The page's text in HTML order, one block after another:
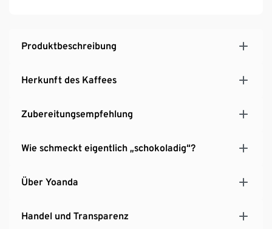
Produktbeschreibung
Herkunft des Kaffees
Zubereitungsempfehlung
Wie schmeckt eigentlich „schokoladig“?
Über Yoanda
Handel und Transparenz